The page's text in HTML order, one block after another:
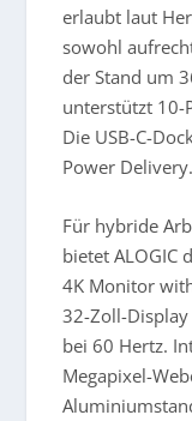
erlaubt laut
sowohl
der Stand um
unterstützt 10-
Die USB-C-
Power
Für hybride
bietet ALOGIC
4K Monitor
32-Zoll-
bei 60 Hertz.
Megapixel-